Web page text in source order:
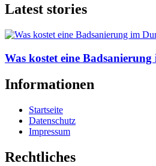
Latest stories
Was kostet eine
Informationen
Startseite
Datenschutz
Impressum
Rechtliches